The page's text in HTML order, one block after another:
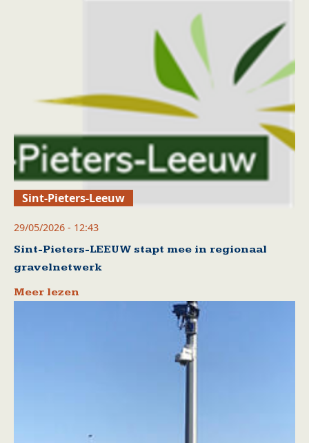
Sint-Pieters-Leeuw
29/05/2026 - 12:43
Sint-Pieters-LEEUW stapt mee in regionaal
gravelnetwerk
Meer lezen